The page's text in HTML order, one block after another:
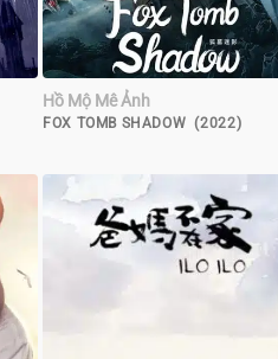
Hồ Mộ Mê Ảnh
FOX TOMB SHADOW (2022)